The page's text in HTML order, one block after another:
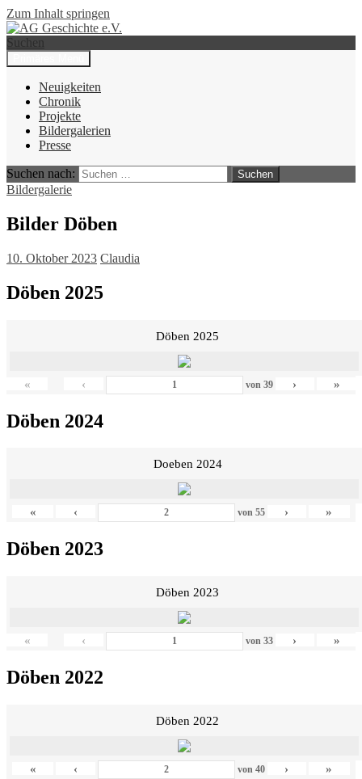
Zum Inhalt springen
AG Geschichte e.V.
Suchen
Neuigkeiten
Chronik
Projekte
Bildergalerien
Presse
Suchen nach:
Bildergalerie
Bilder Döben
10. Oktober 2023 Claudia
Döben 2025
Döben 2025
« ‹ von 39 › »
Döben 2024
Doeben 2024
« ‹ von 55 › »
Döben 2023
Döben 2023
« ‹ von 33 › »
Döben 2022
Döben 2022
« ‹ von 40 › »